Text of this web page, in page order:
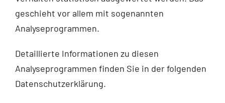
geschieht vor allem mit sogenannten
Analyseprogrammen.
Detaillierte Informationen zu diesen
Analyseprogrammen finden Sie in der folgenden
Datenschutzerklärung.